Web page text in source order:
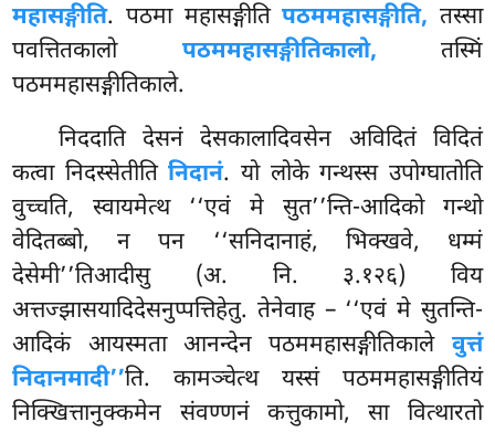
महासङ्गीति. पठमा महासङ्गीतिपठममहासङ्गीति, तस्सा
पवत्तितकालो पठममहासङ्गीतिकालो, तस्मिं
पठममहासङ्गीतिकाले.
निददाति देसनं देसकालादिवसेन अविदितं विदितं
कत्वा निदस्सेतीतिनिदानं. यो लोके गन्थस्स उपोग्घातोति
वुच्चति, स्वायमेत्थ ‘‘एवं मे सुत’’न्ति-आदिको गन्थो
वेदितब्बो, न पन ‘‘सनिदानाहं, भिक्खवे, धम्मं
देसेमी’’तिआदीसु (अ. नि. ३.१२६) विय
अत्तज्झासयादिदेसनुप्पत्तिहेतु. तेनेवाह – ‘‘एवं मे सुतन्ति-
आदिकं आयस्मता आनन्देन पठममहासङ्गीतिकाले वुत्तं
निदानमादी’’ति. कामञ्चेत्थ यस्सं पठममहासङ्गीतियं
निक्खित्तानुक्कमेन संवण्णनं कत्तुकामो, सा वित्थारतो